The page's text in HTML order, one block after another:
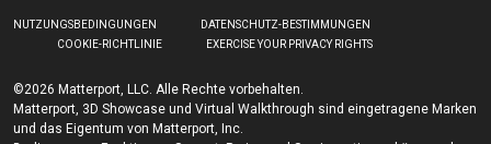
©2026 Matterport, LLC. Alle Rechte vorbehalten.
Matterport, 3D Showcase und Virtual Walkthrough sind eingetragene Marken
und das Eigentum von Matterport, Inc.
NUTZUNGSBEDINGUNGEN
DATENSCHUTZ-BESTIMMUNGEN
COOKIE-RICHTLINIE
EXERCISE YOUR PRIVACY RIGHTS